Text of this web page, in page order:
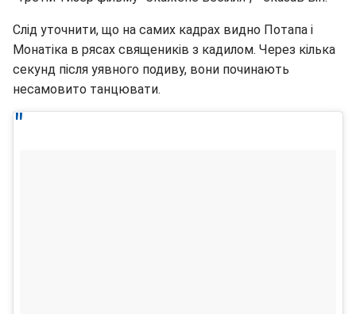
Слід уточнити, що на самих кадрах видно Потапа і
Монатіка в рясах священиків з кадилом. Через кілька
секунд після уявного подиву, вони починають
несамовито танцювати.